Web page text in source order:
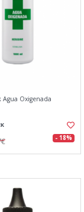
Oxigenada
- 18%